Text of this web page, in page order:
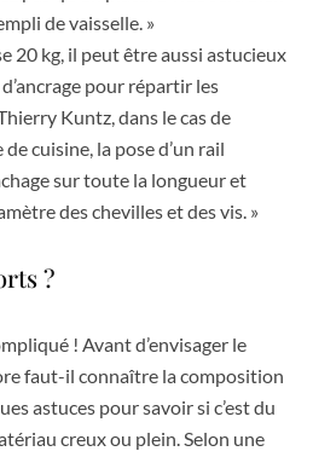
de vaisselle. »
20 kg, il peut être aussi astucieux
pour répartir les
Kuntz, dans le cas de
cuisine, la pose d’un rail
sur toute la longueur et
des chevilles et des vis. »
?
! Avant d’envisager le
faut-il connaître la composition
astuces pour savoir si c’est du
creux ou plein. Selon une